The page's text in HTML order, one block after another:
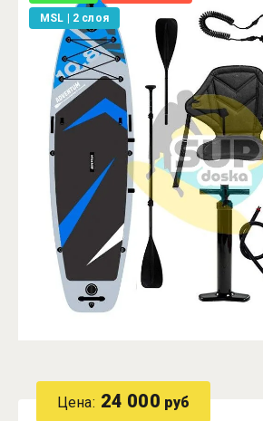
MSL | 2 слоя
Цена: 24 000 руб